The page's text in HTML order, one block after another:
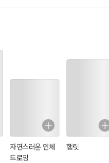
자연스러운 인체
드로잉
햄릿